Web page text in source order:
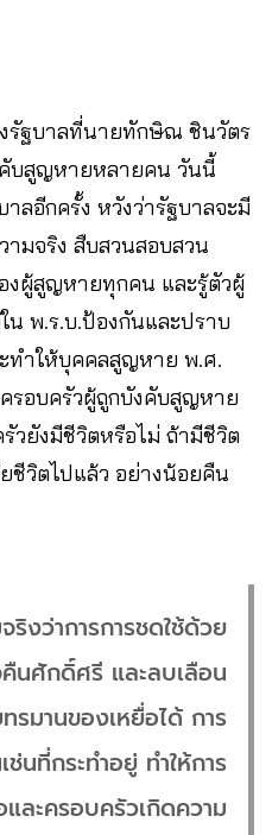
รัฐบาลที่นายทักษิณ ชินวัตร
บสูญหายหลายคน วันนี้
ลอีกครั้ง หวังว่ารัฐบาลจะมี
ามจริง สืบสวนสอบสวน
งผู้สูญหายทุกคน และรู้ตัวผู้
น พ.ร.บ.ป้องกันและปราบ
ทำให้บุคคลสูญหาย พ.ศ.
รอบครัวผู้ถูกบังคับสูญหาย
วยังมีชีวิตหรือไม่ ถ้ามีชีวิต
ชีวิตไปแล้ว อย่างน้อยคืน
งว่าการการชดใช้ด้วย
คืนศักดิ์ศรี และลบเลือน
รมานของเหยื่อได้ การ
ช่นที่กระทำอยู่ ทำให้การ
ละครอบครัวเกิดความ